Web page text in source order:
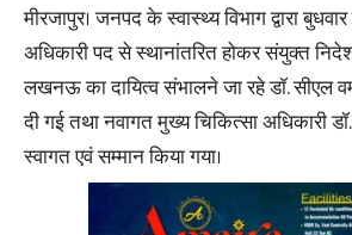
मीरजापुर। जनपद के स्वास्थ्य विभाग द्वारा
अधिकारी पद से स्थानांतरित होकर संयुक्त
लखनऊ का दायित्व संभालने जा रहे डॉ. सीएल
दी गई तथा नवागत मुख्य चिकित्सा अधिकारी
स्वागत एवं सम्मान किया गया।